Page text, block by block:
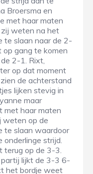
Broersma en
met haar maten
weten na het
te slaan naar de 2-
gang te komen
2-1. Rixt,
op dat moment
de achterstand
lijken stevig in
maar
met haar maten
weten op de
te slaan waardoor
onderlinge strijd.
terug op de 3-3.
partij lijkt de 3-3 6-
het bordje weet